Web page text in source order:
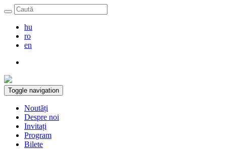
hu
ro
en
Toggle navigation
Noutăți
Despre noi
Invitați
Program
Bilete